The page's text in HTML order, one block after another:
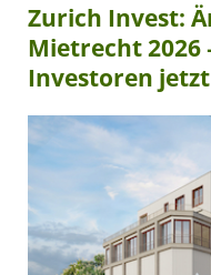
Zurich Invest:
Mietrecht
Investoren